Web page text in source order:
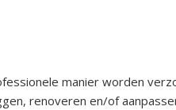
manier worden
renoveren en/of